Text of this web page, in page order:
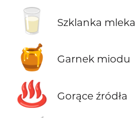
🥛 Szklanka mleka
🍯 Garnek miodu
♨️ Gorące źródła